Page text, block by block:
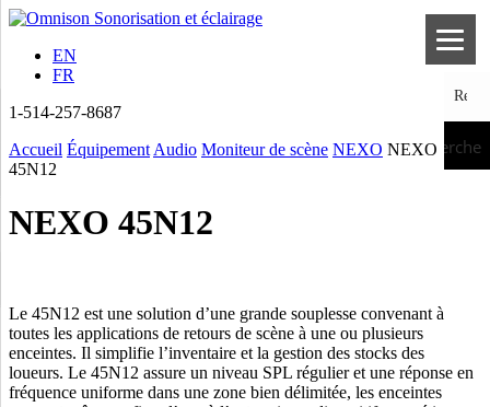
EN
FR
1-514-257-8687
Recherche
Accueil Équipement Audio Moniteur de scène NEXO NEXO
45N12
NEXO 45N12
Le 45N12 est une solution d’une grande souplesse convenant à
toutes les applications de retours de scène à une ou plusieurs
enceintes. Il simplifie l’inventaire et la gestion des stocks des
loueurs. Le 45N12 assure un niveau SPL régulier et une réponse en
fréquence uniforme dans une zone bien délimitée, les enceintes